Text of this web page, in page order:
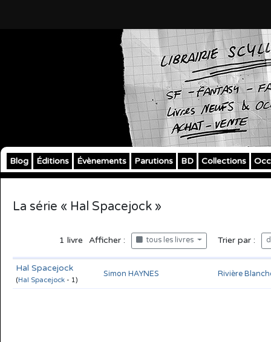
Blog Éditions Évènements Parutions BD Collections
La série « Hal Spacejock »
1 livre Afficher : tous les livres Trier par :
Hal Spacejock
(Hal Spacejock - 1)
Simon HAYNES Rivière